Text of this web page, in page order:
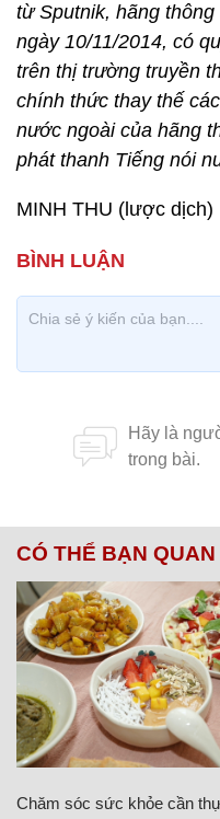
từ Sputnik, hãng
ngày 10/11/2014, có
trên thị trường truyền
chính thức thay thế
nước ngoài của hãng
phát thanh Tiếng nói
MINH THU (lược dịch)
CÓ THỂ BẠN QUAN
Chăm sóc sức khỏe cần